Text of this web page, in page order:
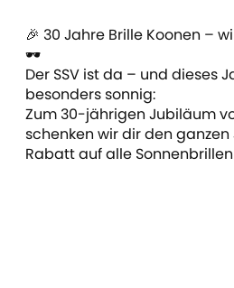
🎉 30 Jahre Brille Koonen –
🕶️
Der SSV ist da – und dieses
besonders sonnig:
Zum 30-jährigen Jubiläum
schenken wir dir den ganzen
Rabatt auf alle